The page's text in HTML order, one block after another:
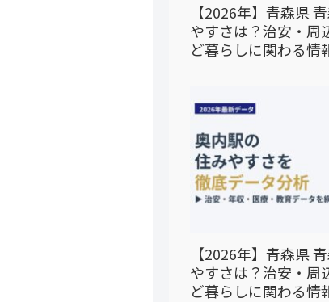
【2026年】青森県
やすさは？治安・周
ど暮らしに関わる情
【2026年】青森県
やすさは？治安・周
ど暮らしに関わる情